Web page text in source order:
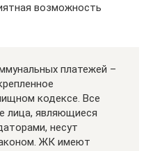
возможность
платежей –
кодексе. Все
лица, являющиеся
несут
ЖК имеют